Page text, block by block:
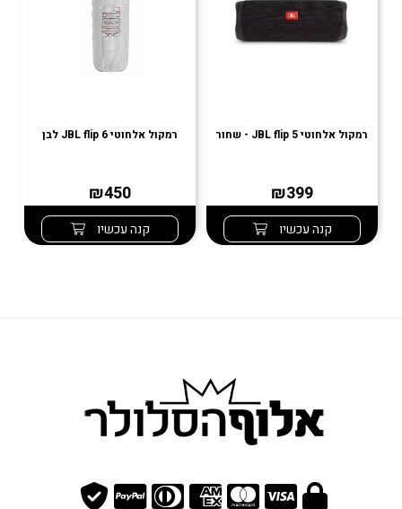
רמקול אלחוטי JBL flip 5 - שחור
₪399
קנה עכשיו
רמקול אלחוטי JBL flip 6 לבן
₪450
קנה עכשיו